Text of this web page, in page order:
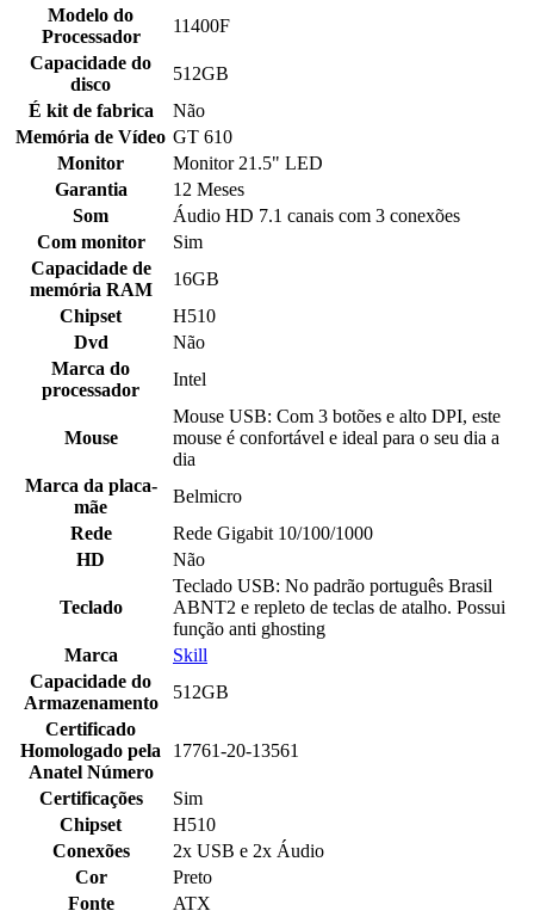
Modelo do
Processador
11400F
Capacidade do
disco
512GB
É kit de fabrica
Não
Memória de Vídeo GT 610
Monitor
Monitor 21.5" LED
Garantia
12 Meses
Som
Áudio HD 7.1 canais com 3 conexões
Com monitor
Sim
Capacidade de
memória RAM
16GB
Chipset
H510
Dvd
Não
Marca do
processador
Intel
Mouse
Mouse USB: Com 3 botões e alto DPI, este
mouse é confortável e ideal para o seu dia a
dia
Marca da placa-
mãe
Belmicro
Rede
Rede Gigabit 10/100/1000
HD
Não
Teclado
Teclado USB: No padrão português Brasil
ABNT2 e repleto de teclas de atalho. Possui
função anti ghosting
Marca
Skill
Capacidade do
Armazenamento
512GB
Certificado
Homologado pela
Anatel Número
17761-20-13561
Certificações
Sim
Chipset
H510
Conexões
2x USB e 2x Áudio
Cor
Preto
Fonte
ATX